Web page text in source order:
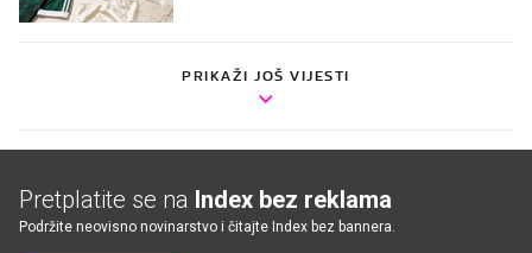
PRIKAŽI JOŠ VIJESTI
Pretplatite se na Index bez reklama
Podržite neovisno novinarstvo i čitajte Index bez bannera.